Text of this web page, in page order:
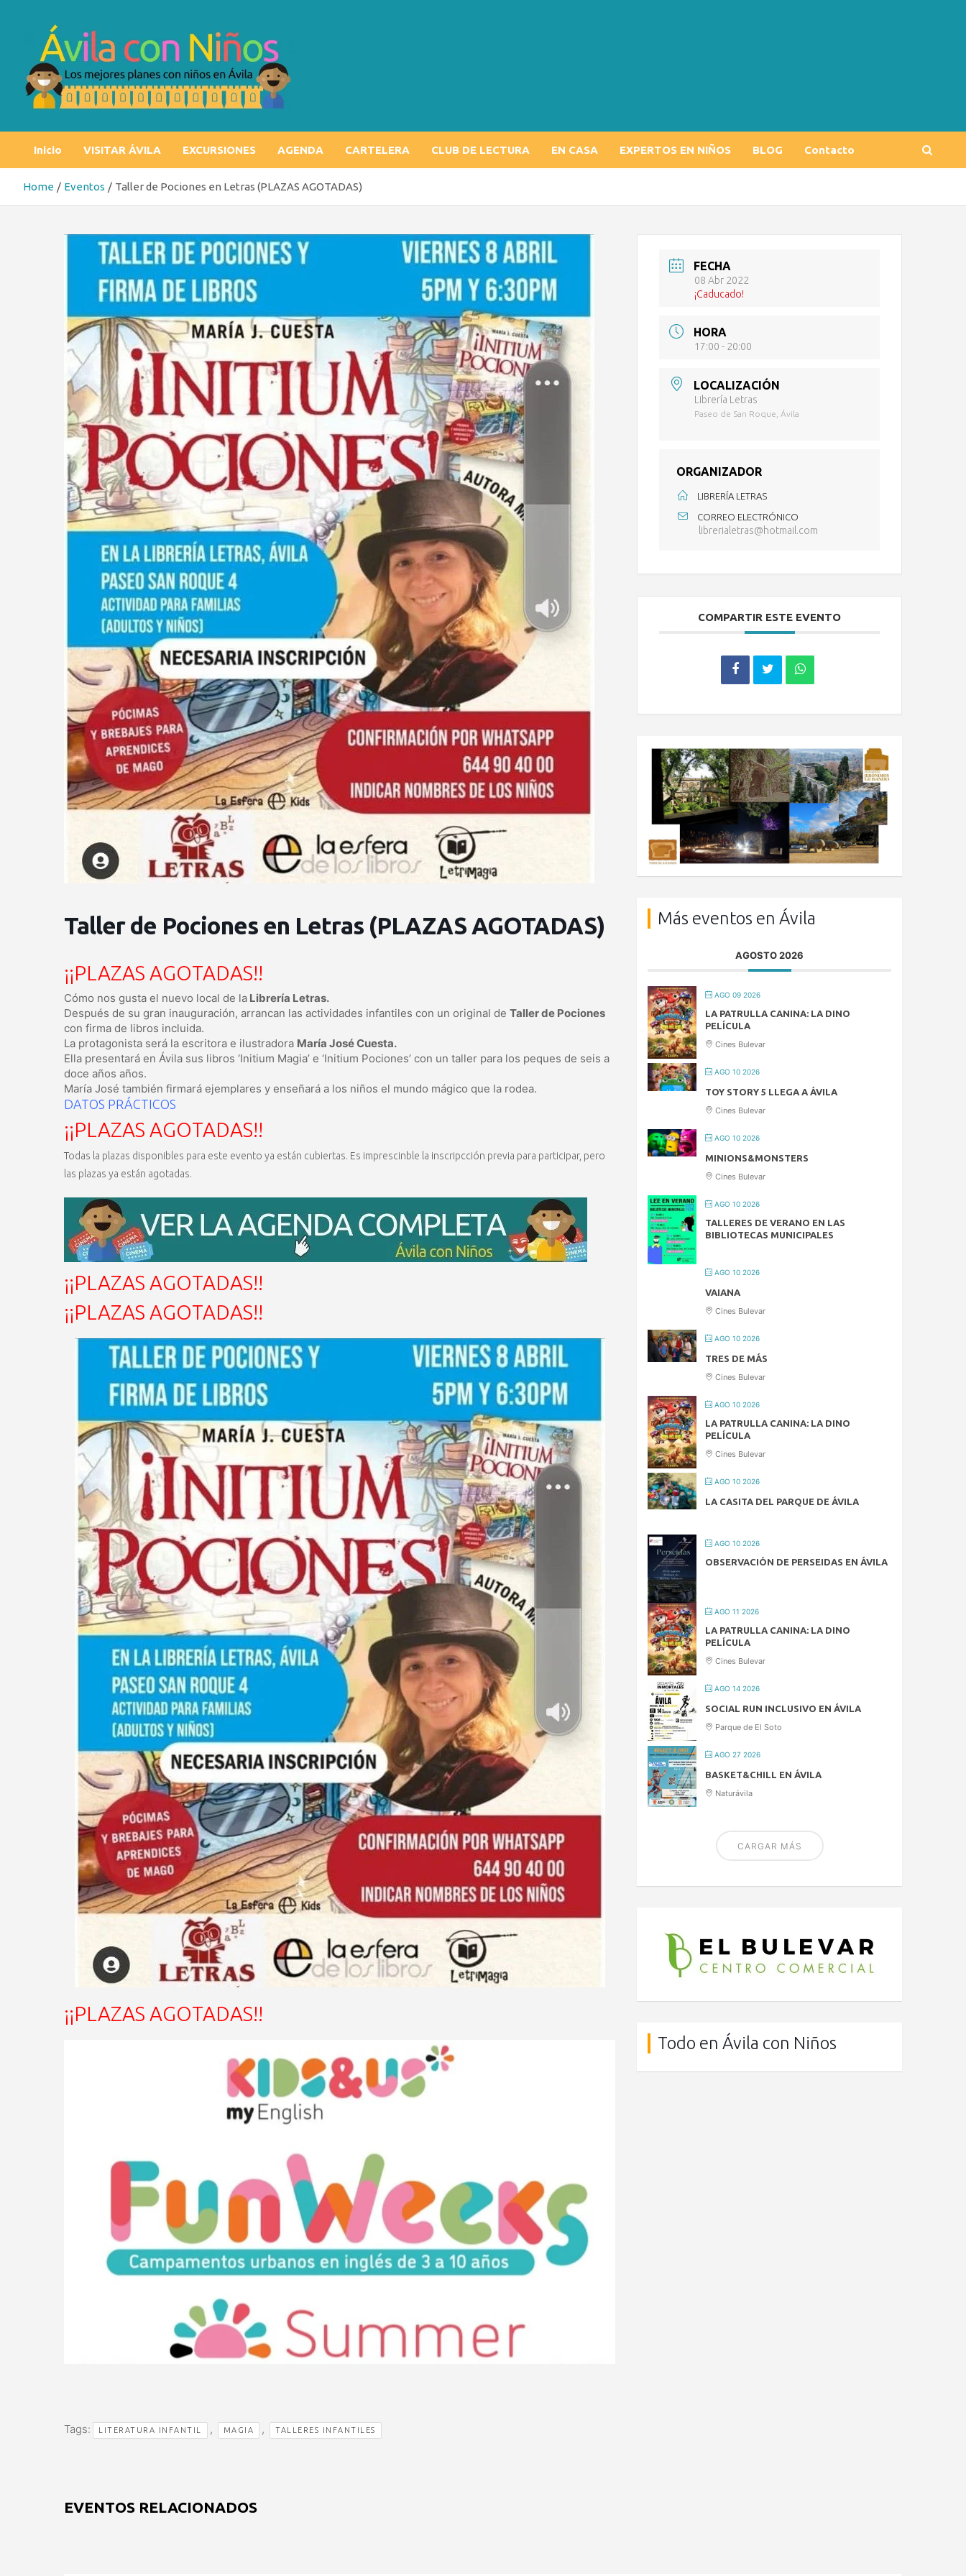
Inicio VISITAR ÁVILA EXCURSIONES AGENDA CARTELERA CLUB DE LECTURA EN CASA EXPERTOS EN NIÑOS BLOG Contacto
Home Eventos Taller de Pociones en Letras (PLAZAS AGOTADAS)
Taller de Pociones en Letras (PLAZAS AGOTADAS)
¡¡PLAZAS AGOTADAS!!
Cómo nos gusta el nuevo local de la Librería Letras.
Después de su gran inauguración, arrancan las actividades infantiles con un original de Taller de Pociones
con firma de libros incluida.
La protagonista será la escritora e ilustradora María José Cuesta.
Ella presentará en Ávila sus libros ‘Initium Magia’ e ‘Initium Pociones’ con un taller para los peques de seis a
doce años años.
María José también firmará ejemplares y enseñará a los niños el mundo mágico que la rodea.
DATOS PRÁCTICOS
¡¡PLAZAS AGOTADAS!!
Todas la plazas disponibles para este evento ya están cubiertas. Es imprescinble la inscripcción previa para participar, pero
las plazas ya están agotadas.
¡¡PLAZAS AGOTADAS!!
¡¡PLAZAS AGOTADAS!!
¡¡PLAZAS AGOTADAS!!
Tags: LITERATURA INFANTIL , MAGIA , TALLERES INFANTILES
FECHA
08 Abr 2022
¡Caducado!
HORA
17:00 - 20:00
LOCALIZACIÓN
Librería Letras
Paseo de San Roque, Ávila
ORGANIZADOR
LIBRERÍA LETRAS
CORREO ELECTRÓNICO
librerialetras@hotmail.com
COMPARTIR ESTE EVENTO
Más eventos en Ávila
AGOSTO 2026
AGO 09 2026
LA PATRULLA CANINA: LA DINO
PELÍCULA
Cines Bulevar
AGO 10 2026
TOY STORY 5 LLEGA A ÁVILA
Cines Bulevar
AGO 10 2026
MINIONS&MONSTERS
Cines Bulevar
AGO 10 2026
TALLERES DE VERANO EN LAS
BIBLIOTECAS MUNICIPALES
AGO 10 2026
VAIANA
Cines Bulevar
AGO 10 2026
TRES DE MÁS
Cines Bulevar
AGO 10 2026
LA PATRULLA CANINA: LA DINO
PELÍCULA
Cines Bulevar
AGO 10 2026
LA CASITA DEL PARQUE DE ÁVILA
AGO 10 2026
OBSERVACIÓN DE PERSEIDAS EN ÁVILA
AGO 11 2026
LA PATRULLA CANINA: LA DINO
PELÍCULA
Cines Bulevar
AGO 14 2026
SOCIAL RUN INCLUSIVO EN ÁVILA
Parque de El Soto
AGO 27 2026
BASKET&CHILL EN ÁVILA
Naturávila
CARGAR MÁS
Todo en Ávila con Niños
EVENTOS RELACIONADOS